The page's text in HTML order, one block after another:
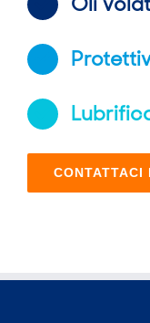
CONTATTACI